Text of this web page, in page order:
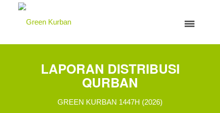
LAPORAN DISTRIBUSI
QURBAN
GREEN KURBAN 1447H (2026)